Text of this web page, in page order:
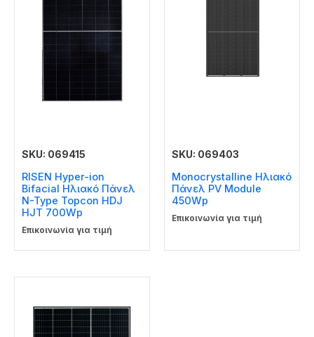
SKU: 069415
RISEN Hyper-ion
Bifacial Ηλιακό Πάνελ
N-Type Topcon HDJ
HJT 700Wp
Επικοινωνία για τιμή
SKU: 069403
Monocrystalline Ηλιακό
Πάνελ PV Module
450Wp
Επικοινωνία για τιμή